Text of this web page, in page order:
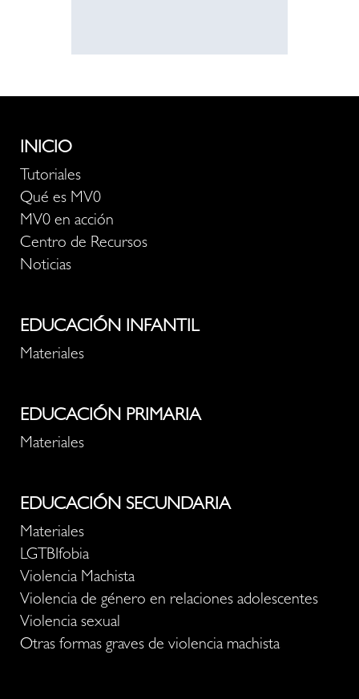
INICIO
Tutoriales
Qué es MV0
MV0 en acción
Centro de Recursos
Noticias
EDUCACIÓN INFANTIL
Materiales
EDUCACIÓN PRIMARIA
Materiales
EDUCACIÓN SECUNDARIA
Materiales
LGTBIfobia
Violencia Machista
Violencia de género en relaciones adolescentes
Violencia sexual
Otras formas graves de violencia machista